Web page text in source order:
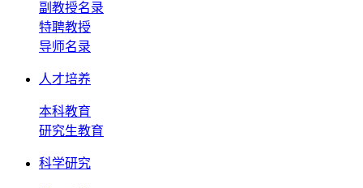
副教授名录
特聘教授
导师名录
人才培养
本科教育
研究生教育
科学研究